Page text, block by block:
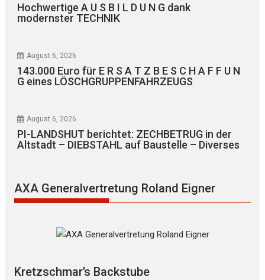
Hochwertige A U S B I L D U N G dank
modernster TECHNIK
August 6, 2026
143.000 Euro für E R S A T Z B E S C H A F F U N
G eines LÖSCHGRUPPENFAHRZEUGS
August 6, 2026
PI-LANDSHUT berichtet: ZECHBETRUG in der
Altstadt – DIEBSTAHL auf Baustelle – Diverses
AXA Generalvertretung Roland Eigner
Kretzschmar’s Backstube